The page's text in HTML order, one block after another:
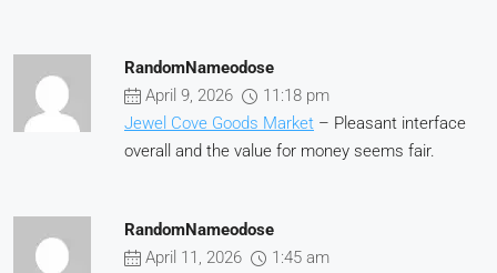
RandomNameodose
April 9, 2026
11:18 pm
Jewel Cove Goods Market – Pleasant interface
overall and the value for money seems fair.
RandomNameodose
April 11, 2026
1:45 am